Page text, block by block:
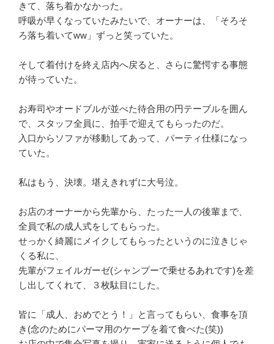
きて、落ち着かなかった。
呼吸が早くなっていたみたいで、オーナーは、「そろそ
ろ落ち着いてww」ずっと笑っていた。
そして着付けを終え店内へ戻ると、さらに驚愕する事態
が待っていた。
お寿司やオードブルが並べた待合用の円テーブルを囲ん
で、スタッフ全員に、拍手で迎えてもらったのだ。
入口からソファが移動してあって、パーティ仕様になっ
ていた。
私はもう、決壊。堪えきれずに大号泣。
お店のオーナーから先輩から、たった一人の後輩まで、
全員で私の成人式をしてもらった。
せっかく綺麗にメイクしてもらったというのに泣きじゃ
くる私に、
先輩がフェイルガーゼ(シャンプーで乗せるあれです)を差
し出してくれて、３枚駄目にした。
皆に「成人、おめでとう！」と言ってもらい、食事を頂
き(念のためにパーマ用のケープを着て食べた(笑))